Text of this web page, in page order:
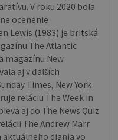
V roku 2020 bola
ocenenie
Lewis (1983) je britská
The Atlantic
magazínu New
aj v ďalších
Times, New York
reláciu The Week in
aj do The News Quiz
The Andrew Marr
aktuálneho diania vo